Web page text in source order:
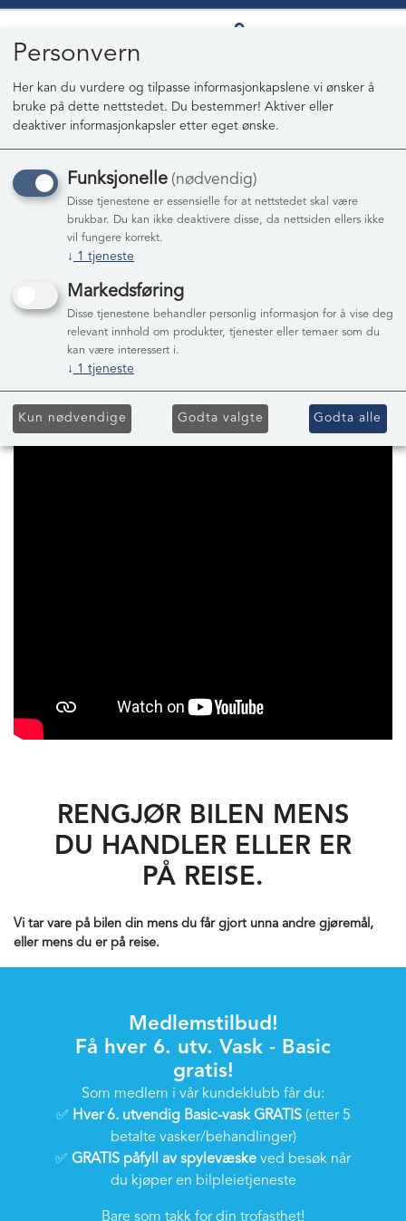
RENGJØR BILEN MENS
DU HANDLER ELLER ER
PÅ REISE.
Vi tar vare på bilen din mens du får gjort unna andre gjøremål,
eller mens du er på reise.
Medlemstilbud!
Få hver 6. utv. Vask - Basic
gratis!
Som medlem i vår kundeklubb får du:
✅ Hver 6. utvendig Basic-vask GRATIS(etter 5
betalte vasker/behandlinger)
✅ GRATIS påfyll av spylevæske ved besøk når
du kjøper en bilpleietjeneste
Bare som takk for din trofasthet!
Personvern
Her kan du vurdere og tilpasse informasjonkapslene vi ønsker å
bruke på dette nettstedet. Du bestemmer! Aktiver eller
deaktiver informasjonkapsler etter eget ønske.
Funksjonelle (nødvendig)
Disse tjenestene er essensielle for at nettstedet skal være
brukbar. Du kan ikke deaktivere disse, da nettsiden ellers ikke
vil fungere korrekt.
↓ 1 tjeneste
Markedsføring
Disse tjenestene behandler personlig informasjon for å vise deg
relevant innhold om produkter, tjenester eller temaer som du
kan være interessert i.
↓ 1 tjeneste
Kun nødvendige Godta valgte Godta alle